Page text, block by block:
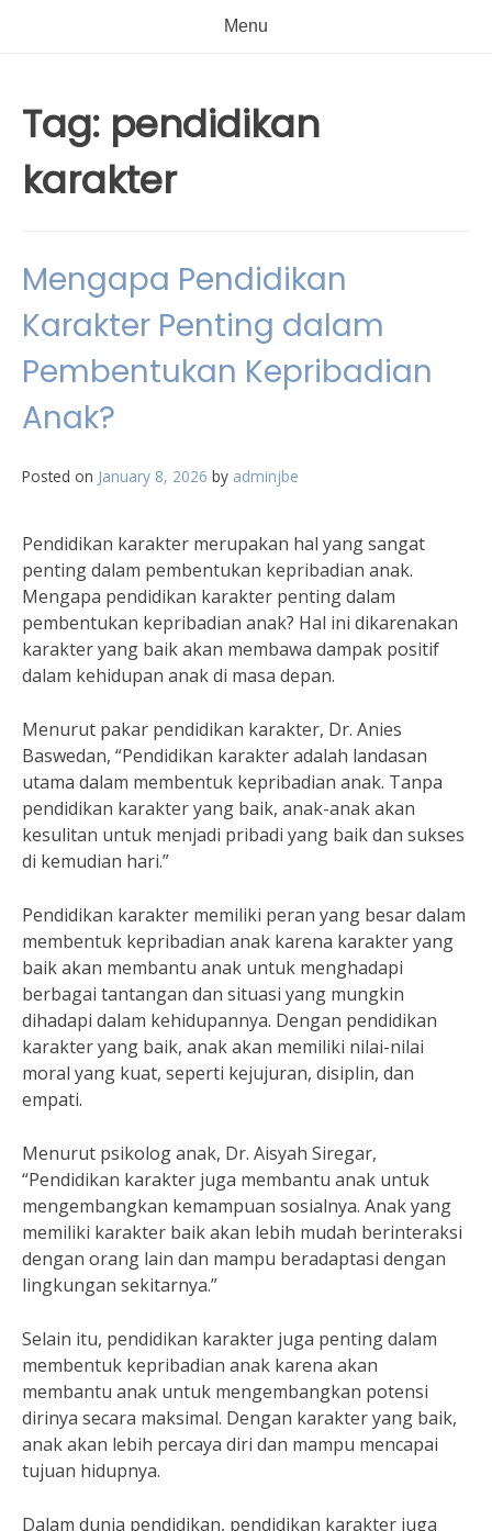
Menu
Tag: pendidikan
karakter
Mengapa Pendidikan
Karakter Penting dalam
Pembentukan Kepribadian
Anak?
Posted on January 8, 2026 by adminjbe
Pendidikan karakter merupakan hal yang sangat
penting dalam pembentukan kepribadian anak.
Mengapa pendidikan karakter penting dalam
pembentukan kepribadian anak? Hal ini dikarenakan
karakter yang baik akan membawa dampak positif
dalam kehidupan anak di masa depan.
Menurut pakar pendidikan karakter, Dr. Anies
Baswedan, “Pendidikan karakter adalah landasan
utama dalam membentuk kepribadian anak. Tanpa
pendidikan karakter yang baik, anak-anak akan
kesulitan untuk menjadi pribadi yang baik dan sukses
di kemudian hari.”
Pendidikan karakter memiliki peran yang besar dalam
membentuk kepribadian anak karena karakter yang
baik akan membantu anak untuk menghadapi
berbagai tantangan dan situasi yang mungkin
dihadapi dalam kehidupannya. Dengan pendidikan
karakter yang baik, anak akan memiliki nilai-nilai
moral yang kuat, seperti kejujuran, disiplin, dan
empati.
Menurut psikolog anak, Dr. Aisyah Siregar,
“Pendidikan karakter juga membantu anak untuk
mengembangkan kemampuan sosialnya. Anak yang
memiliki karakter baik akan lebih mudah berinteraksi
dengan orang lain dan mampu beradaptasi dengan
lingkungan sekitarnya.”
Selain itu, pendidikan karakter juga penting dalam
membentuk kepribadian anak karena akan
membantu anak untuk mengembangkan potensi
dirinya secara maksimal. Dengan karakter yang baik,
anak akan lebih percaya diri dan mampu mencapai
tujuan hidupnya.
Dalam dunia pendidikan, pendidikan karakter juga